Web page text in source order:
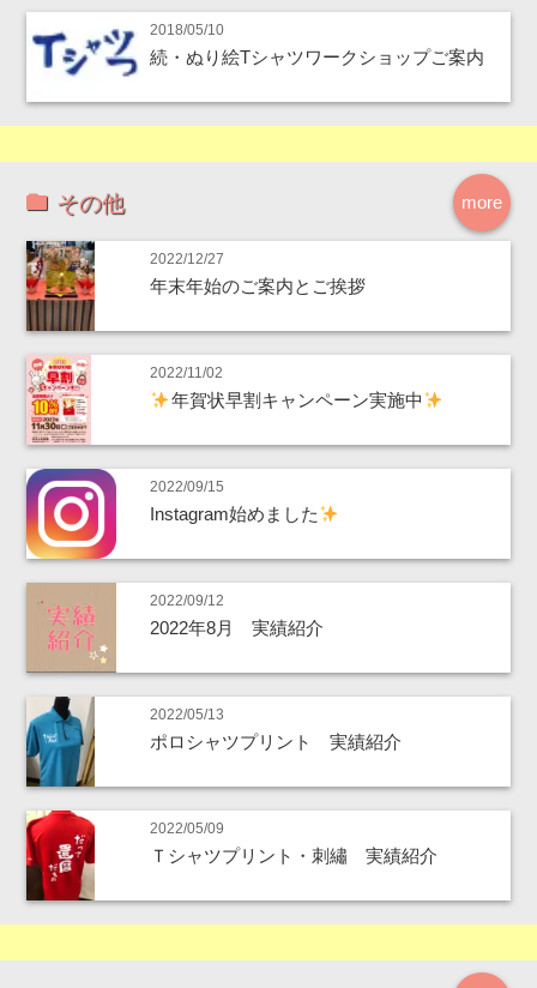
2018/05/10
続・ぬり絵Tシャツワークショップご案内
more
その他
2022/12/27
年末年始のご案内とご挨拶
2022/11/02
年賀状早割キャンペーン実施中
2022/09/15
Instagram始めました
2022/09/12
2022年8月 実績紹介
2022/05/13
ポロシャツプリント 実績紹介
2022/05/09
Ｔシャツプリント・刺繡 実績紹介